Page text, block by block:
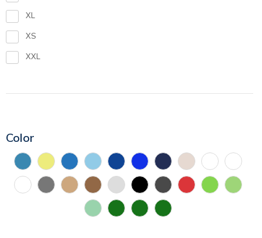
XL
XS
XXL
Color